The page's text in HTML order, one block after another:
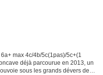
max 4c/4b/5c(1pas)/5c+(1
déjà parcourue en 2013, un
sous les grands dévers de